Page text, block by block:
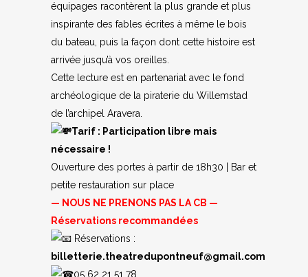
équipages racontèrent la plus grande et plus
inspirante des fables écrites à même le bois
du bateau, puis la façon dont cette histoire est
arrivée jusqu’à vos oreilles.
Cette lecture est en partenariat avec le fond
archéologique de la piraterie du Willemstad
de l’archipel Aravera.
Tarif : Participation libre mais
nécessaire !
Ouverture des portes à partir de 18h30 | Bar et
petite restauration sur place
— NOUS NE PRENONS PAS LA CB —
Réservations recommandées
Réservations :
billetterie.theatredupontneuf@gmail.com
05 62 21 51 78